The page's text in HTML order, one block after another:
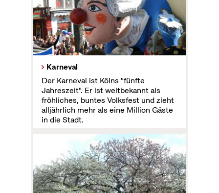
Karneval
Der Karneval ist Kölns "fünfte
Jahreszeit". Er ist weltbekannt als
fröhliches, buntes Volksfest und zieht
alljährlich mehr als eine Million Gäste
in die Stadt.